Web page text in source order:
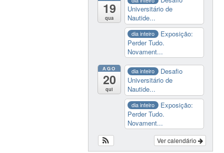
19
qua
Universitário de
Nautide...
dia inteiro
Exposição:
Perder Tudo.
Novament...
AGO
20
qui
dia inteiro
Desafio
Universitário de
Nautide...
dia inteiro
Exposição:
Perder Tudo.
Novament...
Ver calendário